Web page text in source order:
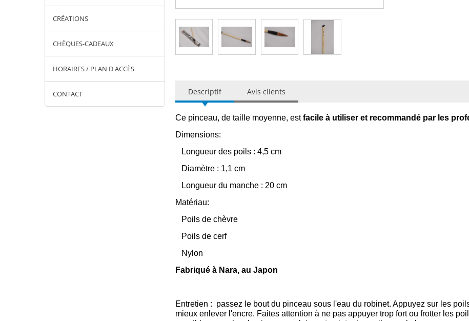
CRÉATIONS
CHÈQUES-CADEAUX
HORAIRES / PLAN D'ACCÈS
CONTACT Descriptif Avis clients
Ce pinceau, de taille moyenne, estfacile à utiliser et recommandé par les
Dimensions:
Longueur des poils : 4,5 cm
Diamètre : 1,1 cm
Longueur du manche : 20 cm
Matériau:
Poils de chèvre
Poils de cerf
Nylon
Fabriqué à Nara, au Japon
Entretien : passez le bout du pinceau sous l'eau du robinet. Appuyez sur les
mieux enlever l'encre. Faites attention à ne pas appuyer trop fort ou frotter les